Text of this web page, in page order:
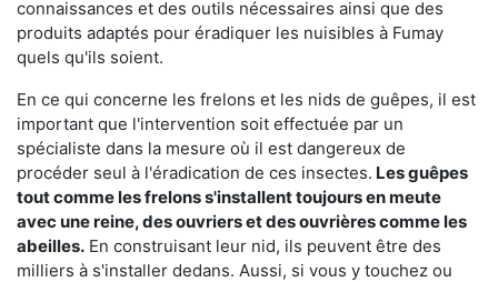
connaissances et des outils nécessaires ainsi que des
produits adaptés pour éradiquer les nuisibles à Fumay
quels qu'ils soient.
En ce qui concerne les frelons et les nids de guêpes, il est
important que l'intervention soit effectuée par un
spécialiste dans la mesure où il est dangereux de
procéder seul à l'éradication de ces insectes. Les guêpes
tout comme les frelons s'installent toujours en meute
avec une reine, des ouvriers et des ouvrières comme les
abeilles. En construisant leur nid, ils peuvent être des
milliers à s'installer dedans. Aussi, si vous y touchez ou